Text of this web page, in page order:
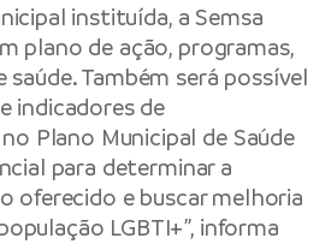
instituída, a Semsa
plano de ação, programas,
Também será possível
indicadores de
Plano Municipal de Saúde
para determinar a
oferecido e buscar melhoria
LGBTI+”, informa